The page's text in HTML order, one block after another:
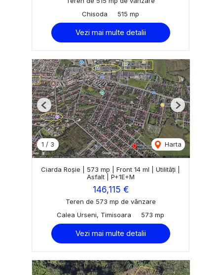
Chisoda
515 mp
Vezi mai multe detalii
1 / 3 Harta
Previous Next
Ciarda Roșie | 573 mp | Front 14 ml | Utilități |
Asfalt | P+1E+M
146,115 €
Teren de 573 mp de vânzare
Calea Urseni, Timisoara
573 mp
Vezi mai multe detalii